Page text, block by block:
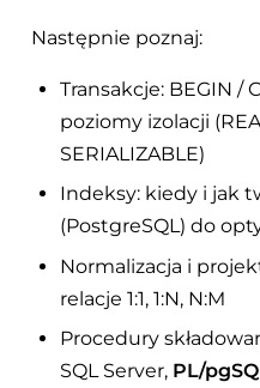
Następnie poznaj:
Transakcje: BEGIN /
poziomy izolacji
SERIALIZABLE)
Indeksy: kiedy i jak
(PostgreSQL) do
Normalizacja i
relacje 1:1, 1:N, N:M
Procedury
SQL Server, PL/